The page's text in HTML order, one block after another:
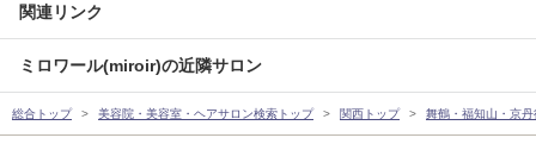
関連リンク
ミロワール(miroir)の近隣サロン
総合トップ 美容院・美容室・ヘアサロン検索トップ 関西トップ 舞鶴・福知山・京